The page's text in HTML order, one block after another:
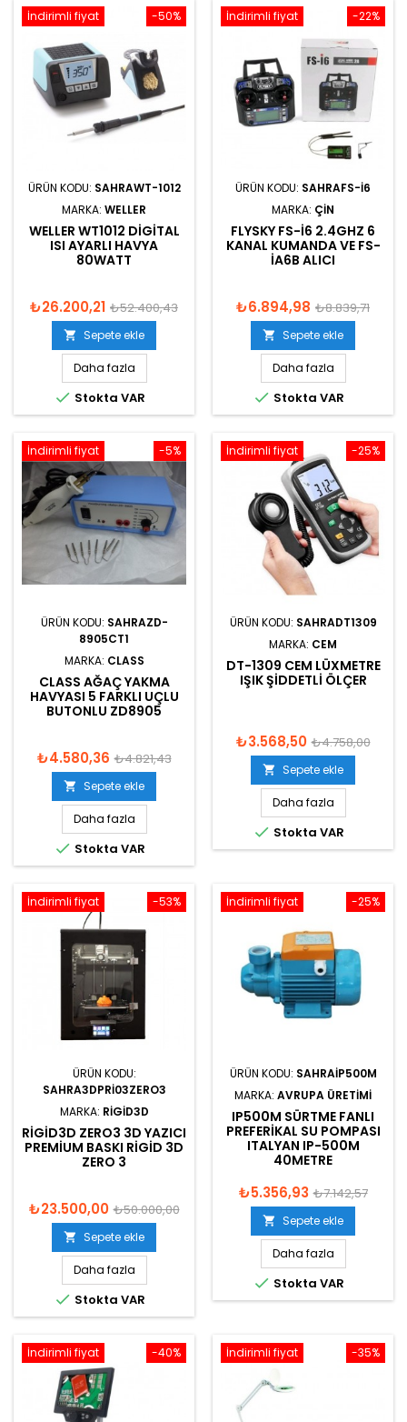
-50%
İndirimli fiyat
ÜRÜN KODU: SAHRAWT-1012
MARKA: WELLER
WELLER WT1012 DIGITAL
ISI AYARLI HAVYA
80WATT
₺26.200,21 ₺52.400,43
 Sepete ekle
Daha fazla
 Stokta VAR
-22%
İndirimli fiyat
ÜRÜN KODU: SAHRAFS-I6
MARKA: ÇIN
FLYSKY FS-I6 2.4GHZ 6
KANAL KUMANDA VE FS-
IA6B ALICI
₺6.894,98 ₺8.839,71
 Sepete ekle
Daha fazla
 Stokta VAR
-5%
İndirimli fiyat
ÜRÜN KODU: SAHRAZD-
8905CT1
MARKA: CLASS
CLASS AĞAÇ YAKMA
HAVYASI 5 FARKLI UÇLU
BUTONLU ZD8905
₺4.580,36 ₺4.821,43
 Sepete ekle
Daha fazla
 Stokta VAR
-25%
İndirimli fiyat
ÜRÜN KODU: SAHRADT1309
MARKA: CEM
DT-1309 CEM LÜXMETRE
IŞIK ŞIDDETLI ÖLÇER
₺3.568,50 ₺4.758,00
 Sepete ekle
Daha fazla
 Stokta VAR
-53%
İndirimli fiyat
ÜRÜN KODU:
SAHRA3DPRI03ZERO3
MARKA: RIGID3D
RIGID3D ZERO3 3D YAZICI
PREMIUM BASKI RIGID 3D
ZERO 3
₺23.500,00 ₺50.000,00
 Sepete ekle
Daha fazla
 Stokta VAR
-25%
İndirimli fiyat
ÜRÜN KODU: SAHRAIP500M
MARKA: AVRUPA ÜRETIMI
IP500M SÜRTME FANLI
PREFERIKAL SU POMPASI
ITALYAN IP-500M
40METRE
₺5.356,93 ₺7.142,57
 Sepete ekle
Daha fazla
 Stokta VAR
-40%
İndirimli fiyat -35%
İndirimli fiyat